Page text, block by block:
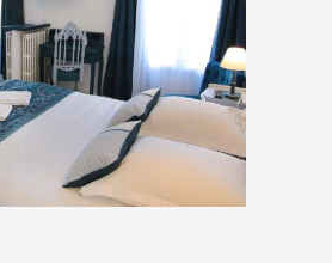
+